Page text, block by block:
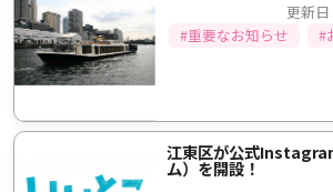
更新
#重要なお知らせ
#
江東区が公式
ム）を開設！